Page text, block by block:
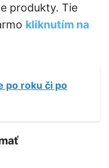
produkty. Tie
kliknutím na
po roku či po